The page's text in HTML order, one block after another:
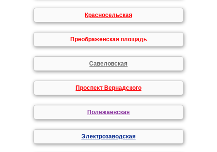
Красносельская
Преображенская площадь
Савеловская
Проспект Вернадского
Полежаевская
Электрозаводская